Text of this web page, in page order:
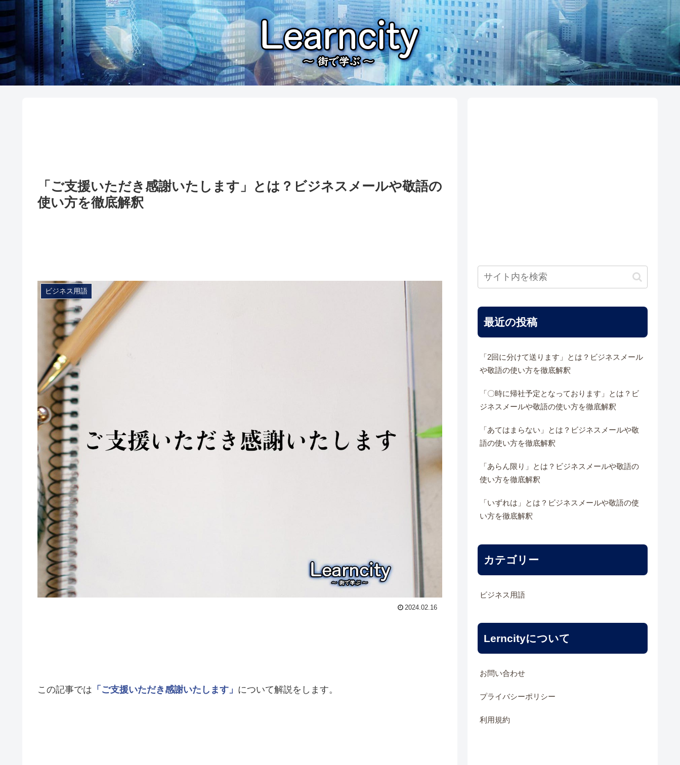
「ご支援いただき感謝いたします」とは？ビジネスメールや敬語の
使い方を徹底解釈
ビジネス用語
2024.02.16
この記事では 「ご支援いただき感謝いたします」 について解説をします。
最近の投稿
「2回に分けて送ります」とは？ビジネスメール
や敬語の使い方を徹底解釈
「〇時に帰社予定となっております」とは？ビ
ジネスメールや敬語の使い方を徹底解釈
「あてはまらない」とは？ビジネスメールや敬
語の使い方を徹底解釈
「あらん限り」とは？ビジネスメールや敬語の
使い方を徹底解釈
「いずれは」とは？ビジネスメールや敬語の使
い方を徹底解釈
カテゴリー
ビジネス用語
Lerncityについて
お問い合わせ
プライバシーポリシー
利用規約